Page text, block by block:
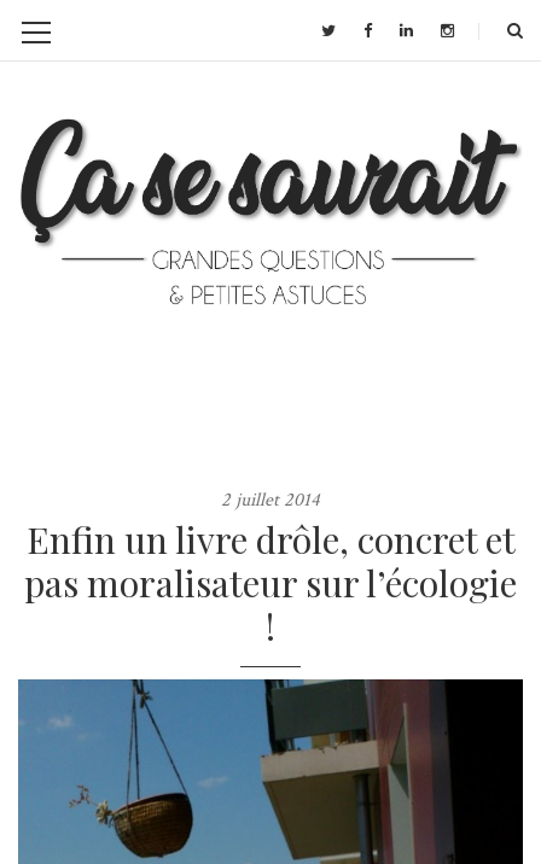
2 juillet 2014
Enfin un livre drôle, concret et
pas moralisateur sur l’écologie
!